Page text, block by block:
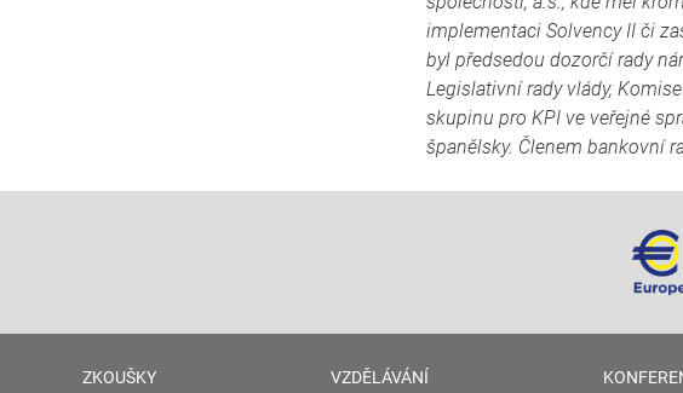
implementaci Solvency II či
byl předsedou dozorčí rady
Legislativní rady vlády,
skupinu pro KPI ve veřejné
španělsky. Členem bankovní
ZKOUŠKY VZDĚLÁVÁNÍ